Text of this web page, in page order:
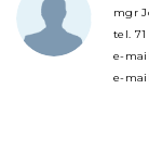
mgr
tel.
e-
e-